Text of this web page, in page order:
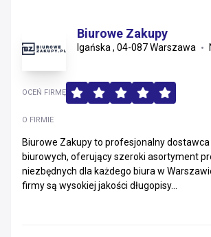
Biurowe Zakupy
Igańska , 04-087 Warszawa
O FIRMIE
Biurowe Zakupy to profesjonalny dostawca
biurowych, oferujący szeroki asortyment
niezbędnych dla każdego biura w
firmy są wysokiej jakości długopisy...
OCEŃ FIRMĘ